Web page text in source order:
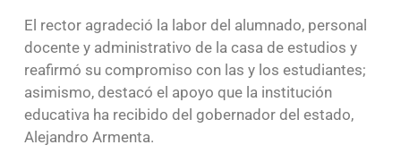
El rector agradeció la labor del alumnado, personal
docente y administrativo de la casa de estudios y
reafirmó su compromiso con las y los estudiantes;
asimismo, destacó el apoyo que la institución
educativa ha recibido del gobernador del estado,
Alejandro Armenta.